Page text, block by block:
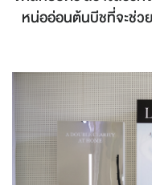
หน่ออ่อนต้นบีชที่จะช่ว